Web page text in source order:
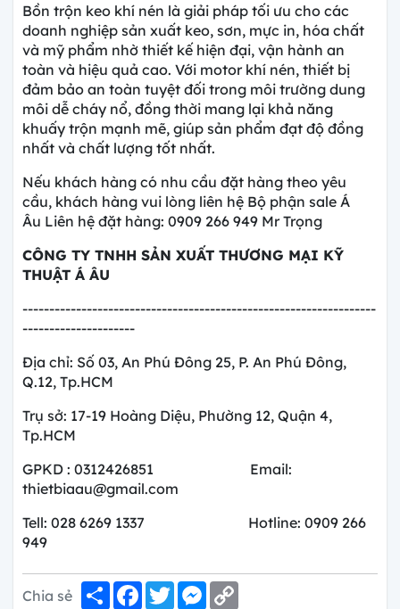
Bồn trộn keo khí nén là giải pháp tối ưu cho các
doanh nghiệp sản xuất keo, sơn, mực in, hóa chất
và mỹ phẩm nhờ thiết kế hiện đại, vận hành an
toàn và hiệu quả cao. Với motor khí nén, thiết bị
đảm bảo an toàn tuyệt đối trong môi trường dung
môi dễ cháy nổ, đồng thời mang lại khả năng
khuấy trộn mạnh mẽ, giúp sản phẩm đạt độ đồng
nhất và chất lượng tốt nhất.
Nếu khách hàng có nhu cầu đặt hàng theo yêu
cầu, khách hàng vui lòng liên hệ Bộ phận sale Á
Âu Liên hệ đặt hàng: 0909 266 949 Mr Trọng
CÔNG TY TNHH SẢN XUẤT THƯƠNG MẠI KỸ
THUẬT Á ÂU
------------------------------------------------------------------
---------------------
Địa chỉ: Số 03, An Phú Đông 25, P. An Phú Đông,
Q.12, Tp.HCM
Trụ sở: 17-19 Hoàng Diệu, Phường 12, Quận 4,
Tp.HCM
GPKD : 0312426851 Email:
thietbiaau@gmail.com
Tell: 028 6269 1337 Hotline: 0909 266
949
Chia sẻ ShareFacebook
TwitterMessenger